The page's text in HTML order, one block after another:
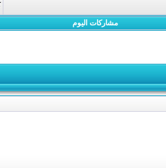
مشاركات اليوم